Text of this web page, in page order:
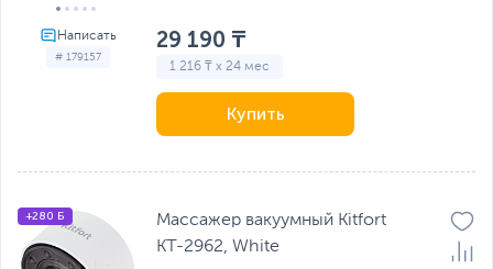
# 179157
29 190 ₸
1 216 ₸ x 24 мес
Купить
+280 Б
Массажер вакуумный Kitfort
КТ-2962, White